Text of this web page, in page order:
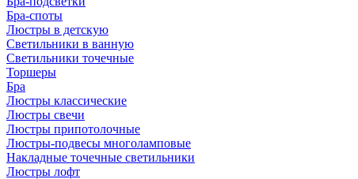
Бра-споты
Люстры в детскую
Светильники в ванную
Светильники точечные
Торшеры
Бра
Люстры классические
Люстры свечи
Люстры припотолочные
Люстры-подвесы многоламповые
Накладные точечные светильники
Люстры лофт